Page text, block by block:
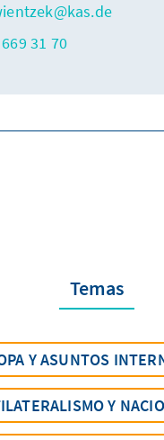
31 70
Temas
Y ASUNTOS
Y